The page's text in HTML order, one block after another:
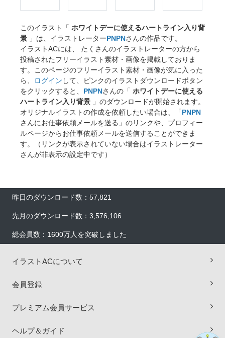
このイラスト「 ホワイトデーに使えるハートライン入り背
景 」は、イラストレーターPNPNさんの作品です。
イラストACには、 たくさんのイラストレーターの方から
投稿されたフリーイラスト素材・画像を掲載しておりま
す。このページのフリーイラスト素材・画像が気に入った
ら、
ログイン して、ピンクのイラストダウンロードボタン
をクリックすると、 PNPNさんの「 ホワイトデーに使える
ハートライン入り背景 」のダウンロードが開始されます。
オリジナルイラストの作成を依頼したい場合は、「PNPN
さんにお仕事依頼メールを送る」のリンクや、プロフィー
ルページからお仕事依頼メールを送信することができま
す。（リンクが表示されていない場合はイラストレーター
さんが非表示の設定中です）
昨日のダウンロード数：57,821
先月のダウンロード数：3,576,106
総会員数：1600万人を突破しました
イラストACについて
会員登録
プレミアム会員サービス
ヘルプ＆ガイド